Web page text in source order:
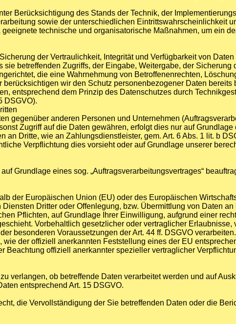
Berücksichtigung des Stands der Technik, der
sowie der unterschiedlichen Eintrittswahrscheinlichkeit
technische und organisatorische Maßnahmen, um ein
der Vertraulichkeit, Integrität und Verfügbarkeit von
betreffenden Zugriffs, der Eingabe, Weitergabe, der Sicherung
die eine Wahrnehmung von Betroffenenrechten,
wir den Schutz personenbezogener Daten bereits
entsprechend dem Prinzip des Datenschutzes durch
DSGVO).
gegenüber anderen Personen und Unternehmen
Zugriff auf die Daten gewähren, erfolgt dies nur auf
an Dritte, wie an Zahlungsdienstleister, gem. Art. 6 Abs. 1 lit. b
Verpflichtung dies vorsieht oder auf Grundlage unserer
Grundlage eines sog. „Auftragsverarbeitungsvertrages“
der Europäischen Union (EU) oder des Europäischen
Dritter oder Offenlegung, bzw. Übermittlung von Daten
Pflichten, auf Grundlage Ihrer Einwilligung, aufgrund einer
Vorbehaltlich gesetzlicher oder vertraglicher Erlaubnisse,
besonderen Voraussetzungen der Art. 44 ff. DSGVO
wie der offiziell anerkannten Feststellung eines der EU
Beachtung offiziell anerkannter spezieller vertraglicher
verlangen, ob betreffende Daten verarbeitet werden und auf
entsprechend Art. 15 DSGVO.
die Vervollständigung der Sie betreffenden Daten oder die